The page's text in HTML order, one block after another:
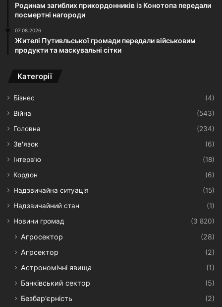
Родинам загиблих прикордонників із Конотопа передали
посмертні нагороди
07.08.2026
Жителі Путивльської громади передали військовим
продукти та маскувальні сітки
Категорії
Бізнес
(4)
Війна
(543)
Головна
(234)
Зв'язок
(6)
Інтерв’ю
(18)
Кордон
(6)
Надзвичайна ситуація
(15)
Надзвичайний стан
(1)
Новини громад
(3 820)
Агросектор
(28)
Агрсектор
(2)
Астрономічні явища
(1)
Банківський сектор
(5)
Безбар'єрність
(2)